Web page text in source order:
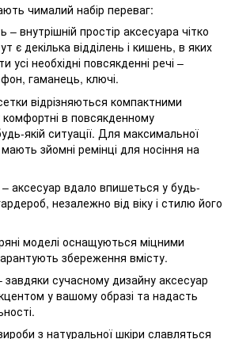
чималий набір переваг:
– внутрішній простір аксесуара чітко
є декілька відділень і кишень, в яких
усі необхідні повсякденні речі –
гаманець, ключі.
відрізняються компактними
в повсякденному
якій ситуації. Для максимальної
зйомні ремінці для носіння на
– аксесуар вдало впишеться у будь-
незалежно від віку і стилю його
моделі оснащуються міцними
збереження вмісту.
завдяки сучасному дизайну аксесуар
у вашому образі та надасть
з натуральної шкіри славляться